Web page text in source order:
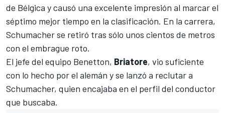
de Bélgica y causó una excelente impresión al marcar el
séptimo mejor tiempo en la clasificación. En la carrera,
Schumacher se retiró tras sólo unos cientos de metros
con el embrague roto.
El jefe del equipo Benetton, Briatore, vio suficiente
con lo hecho por el alemán y se lanzó a reclutar a
Schumacher, quien encajaba en el perfil del conductor
que buscaba.